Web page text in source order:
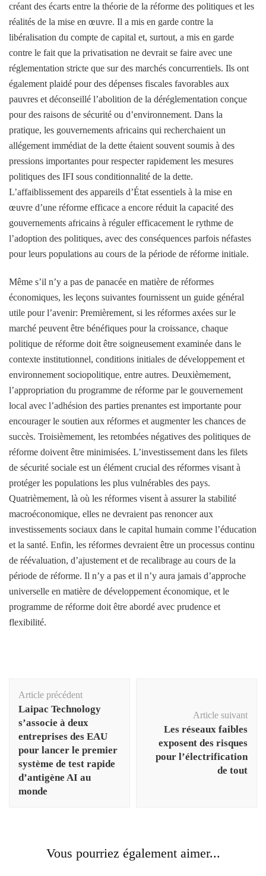
créant des écarts entre la théorie de la réforme des politiques et les
réalités de la mise en œuvre. Il a mis en garde contre la
libéralisation du compte de capital et, surtout, a mis en garde
contre le fait que la privatisation ne devrait se faire avec une
réglementation stricte que sur des marchés concurrentiels. Ils ont
également plaidé pour des dépenses fiscales favorables aux
pauvres et déconseillé l’abolition de la déréglementation conçue
pour des raisons de sécurité ou d’environnement. Dans la
pratique, les gouvernements africains qui recherchaient un
allégement immédiat de la dette étaient souvent soumis à des
pressions importantes pour respecter rapidement les mesures
politiques des IFI sous conditionnalité de la dette.
L’affaiblissement des appareils d’État essentiels à la mise en
œuvre d’une réforme efficace a encore réduit la capacité des
gouvernements africains à réguler efficacement le rythme de
l’adoption des politiques, avec des conséquences parfois néfastes
pour leurs populations au cours de la période de réforme initiale.
Même s’il n’y a pas de panacée en matière de réformes
économiques, les leçons suivantes fournissent un guide général
utile pour l’avenir: Premièrement, si les réformes axées sur le
marché peuvent être bénéfiques pour la croissance, chaque
politique de réforme doit être soigneusement examinée dans le
contexte institutionnel, conditions initiales de développement et
environnement sociopolitique, entre autres. Deuxièmement,
l’appropriation du programme de réforme par le gouvernement
local avec l’adhésion des parties prenantes est importante pour
encourager le soutien aux réformes et augmenter les chances de
succès. Troisièmement, les retombées négatives des politiques de
réforme doivent être minimisées. L’investissement dans les filets
de sécurité sociale est un élément crucial des réformes visant à
protéger les populations les plus vulnérables des pays.
Quatrièmement, là où les réformes visent à assurer la stabilité
macroéconomique, elles ne devraient pas renoncer aux
investissements sociaux dans le capital humain comme l’éducation
et la santé. Enfin, les réformes devraient être un processus continu
de réévaluation, d’ajustement et de recalibrage au cours de la
période de réforme. Il n’y a pas et il n’y aura jamais d’approche
universelle en matière de développement économique, et le
programme de réforme doit être abordé avec prudence et
flexibilité.
d'article
Article précédent
Laipac Technology
s’associe à deux
entreprises des EAU
pour lancer le premier
système de test rapide
d’antigène AI au
monde
Article suivant
Les réseaux faibles
exposent des risques
pour l’électrification
de tout
Vous pourriez également aimer...